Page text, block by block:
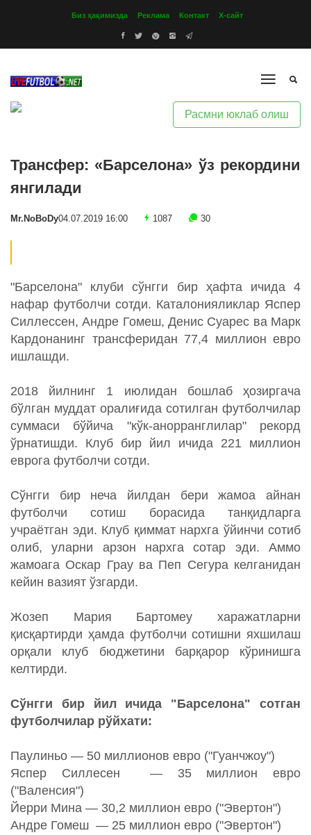
Биз ҳақимизда Реклама Контакт Х-сайт
Расмни юклаб олиш
Трансфер: «Барселона» ўз рекордини
янгилади
Mr.NoBoDy04.07.2019 16:00 1087 30
"Барселона" клуби сўнгги бир ҳафта ичида 4
нафар футболчи сотди. Каталонияликлар Яспер
Силлессен, Андре Гомеш, Денис Суарес ва Марк
Кардонанинг трансферидан 77,4 миллион евро
ишлашди.
2018 йилнинг 1 июлидан бошлаб ҳозиргача
бўлган муддат оралиғида сотилган футболчилар
суммаси бўйича "кўк-анорранглилар" рекорд
ўрнатишди. Клуб бир йил ичида 221 миллион
еврога футболчи сотди.
Сўнгги бир неча йилдан бери жамоа айнан
футболчи сотиш борасида танқидларга
учраётган эди. Клуб қиммат нархга ўйинчи сотиб
олиб, уларни арзон нархга сотар эди. Аммо
жамоага Оскар Грау ва Пеп Сегура келганидан
кейин вазият ўзгарди.
Жозеп Мария Бартомеу харажатларни
қисқартирди ҳамда футболчи сотишни яхшилаш
орқали клуб бюджетини барқарор кўринишга
келтирди.
Сўнгги бир йил ичида "Барселона" сотган
футболчилар рўйхати:
Паулиньо — 50 миллионов евро ("Гуанчжоу")
Яспер Силлесен — 35 миллион евро
("Валенсия")
Йерри Мина — 30,2 миллион евро ("Эвертон")
Андре Гомеш — 25 миллион евро ("Эвертон")